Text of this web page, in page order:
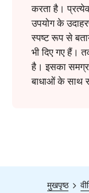
करता है।
उपयोग के
स्पष्ट रूप से
भी दिए गए हैं।
है। इसका समग्र
बाधाओं के साथ
मुखपृष्ठ